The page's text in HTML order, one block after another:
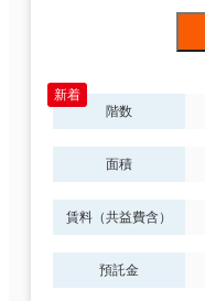
階数
面積
賃料（共益費含）
預託金